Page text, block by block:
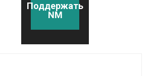
Поддержать
NM